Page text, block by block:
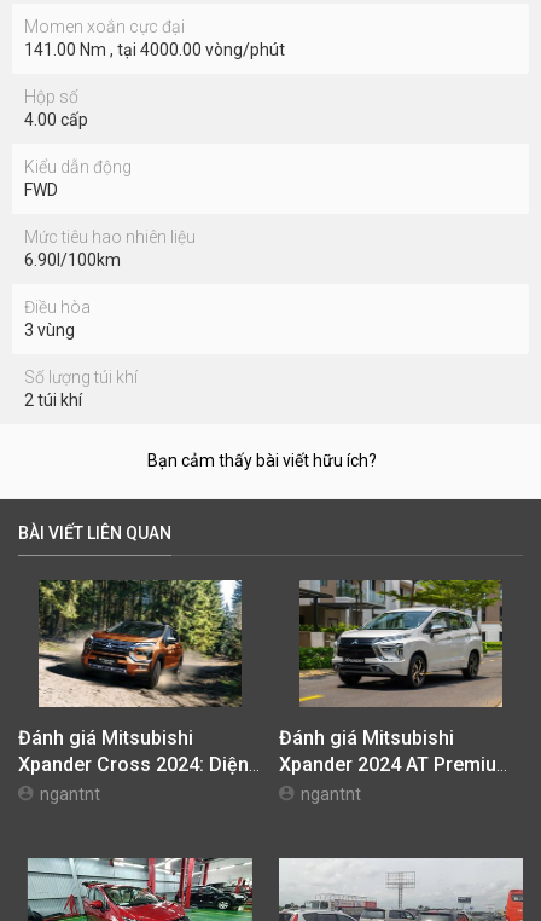
Số chỗ ngồi
7
Số cửa sổ
5.00
Kiểu động cơ
1.55L
104.00 mã lực , tại 6000.00 vòng/phút
141.00 Nm , tại 4000.00 vòng/phút
Kiểu dẫn động
FWD
6.90l/100km
Điều hòa
3 vùng
Số lượng túi khí
2 túi khí
Bạn cảm thấy bài viết hữu ích?
BÀI VIẾT LIÊN QUAN